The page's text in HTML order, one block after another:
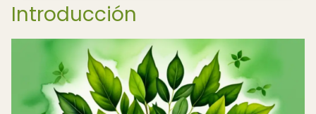
Introducción